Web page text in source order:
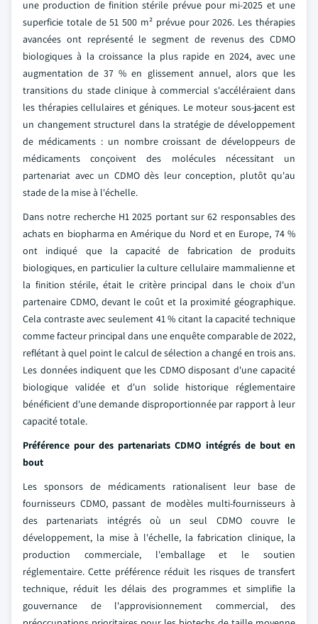
une production de finition stérile prévue pour mi-2025 et une
superficie totale de 51 500 m² prévue pour 2026. Les thérapies
avancées ont représenté le segment de revenus des CDMO
biologiques à la croissance la plus rapide en 2024, avec une
augmentation de 37 % en glissement annuel, alors que les
transitions du stade clinique à commercial s'accéléraient dans
les thérapies cellulaires et géniques. Le moteur sous-jacent est
un changement structurel dans la stratégie de développement
de médicaments : un nombre croissant de développeurs de
médicaments conçoivent des molécules nécessitant un
partenariat avec un CDMO dès leur conception, plutôt qu'au
stade de la mise à l'échelle.
Dans notre recherche H1 2025 portant sur 62 responsables des
achats en biopharma en Amérique du Nord et en Europe, 74 %
ont indiqué que la capacité de fabrication de produits
biologiques, en particulier la culture cellulaire mammalienne et
la finition stérile, était le critère principal dans le choix d'un
partenaire CDMO, devant le coût et la proximité géographique.
Cela contraste avec seulement 41 % citant la capacité technique
comme facteur principal dans une enquête comparable de 2022,
reflétant à quel point le calcul de sélection a changé en trois ans.
Les données indiquent que les CDMO disposant d'une capacité
biologique validée et d'un solide historique réglementaire
bénéficient d'une demande disproportionnée par rapport à leur
capacité totale.
Préférence pour des partenariats CDMO intégrés de bout en
bout
Les sponsors de médicaments rationalisent leur base de
fournisseurs CDMO, passant de modèles multi-fournisseurs à
des partenariats intégrés où un seul CDMO couvre le
développement, la mise à l'échelle, la fabrication clinique, la
production commerciale, l'emballage et le soutien
réglementaire. Cette préférence réduit les risques de transfert
technique, réduit les délais des programmes et simplifie la
gouvernance de l'approvisionnement commercial, des